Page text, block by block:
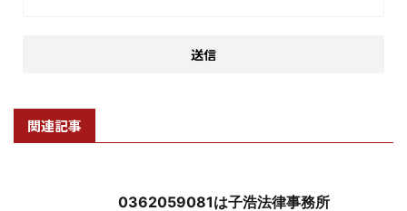
関連記事
0362059081は子浩法律事務所